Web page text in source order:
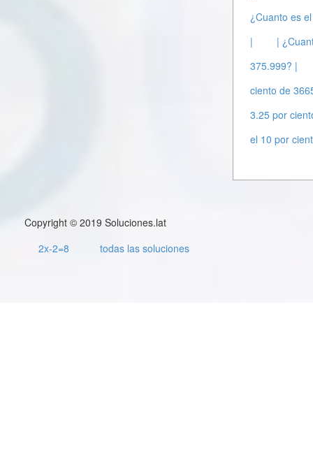
¿Cuanto es
|
|
375.999? |
ciento de
3.25 por
el 10 por
Copyright © 2019 Soluciones.lat
2x-2=8
todas las soluciones